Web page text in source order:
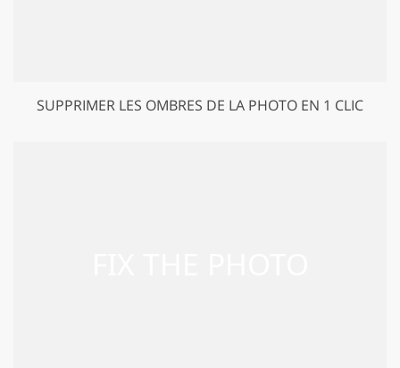
SUPPRIMER LES OMBRES DE LA PHOTO EN 1 CLIC